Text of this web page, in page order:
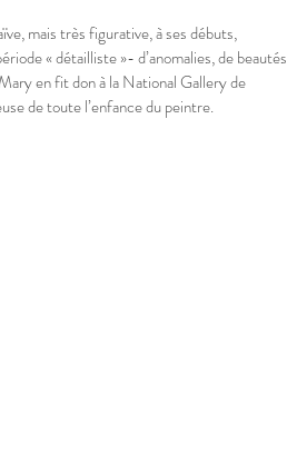
mais très figurative, à ses débuts,
« détailliste »- d’anomalies, de beautés
en fit don à la National Gallery de
de toute l’enfance du peintre.